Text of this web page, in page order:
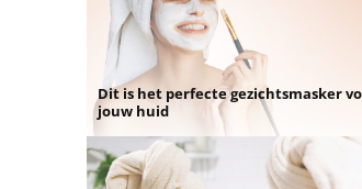
Dit is het perfecte gezichtsmasker
jouw huid